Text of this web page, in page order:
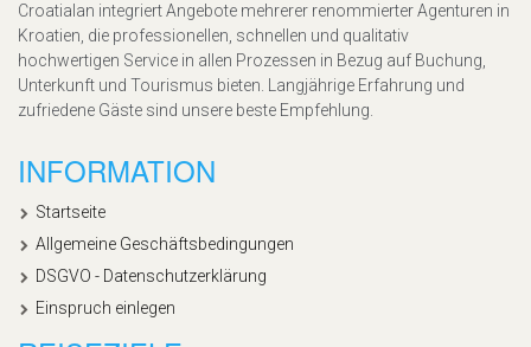
Croatialan integriert Angebote mehrerer renommierter Agenturen in
Kroatien, die professionellen, schnellen und qualitativ
hochwertigen Service in allen Prozessen in Bezug auf Buchung,
Unterkunft und Tourismus bieten. Langjährige Erfahrung und
zufriedene Gäste sind unsere beste Empfehlung.
INFORMATION
Startseite
Allgemeine Geschäftsbedingungen
DSGVO - Datenschutzerklärung
Einspruch einlegen